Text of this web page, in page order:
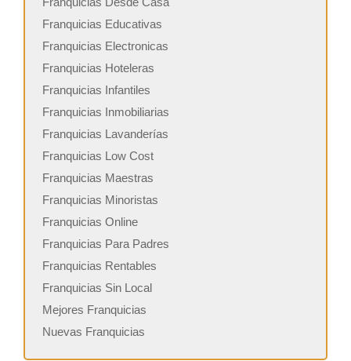
Franquicias Educativas
Franquicias Electronicas
Franquicias Hoteleras
Franquicias Infantiles
Franquicias Inmobiliarias
Franquicias Lavanderías
Franquicias Low Cost
Franquicias Maestras
Franquicias Minoristas
Franquicias Online
Franquicias Para Padres
Franquicias Rentables
Franquicias Sin Local
Mejores Franquicias
Nuevas Franquicias